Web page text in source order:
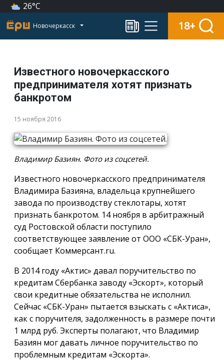
26°C
Новочеркасск 18+
Известного новочеркасского
предпринимателя хотят признать
банкротом
15 ноября 2016
Владимир Базиян. Фото из соцсетей.
Известного новочеркасского предпринимателя
Владимира Базияна, владельца крупнейшего
завода по производству стеклотары, хотят
признать банкротом. 14 ноября в арбитражный
суд Ростовской области поступило
соответствующее заявление от ООО «СБК-Уран»,
сообщает Коммерсант.ru.
В 2014 году «Актис» давал поручительство по
кредитам Сбербанка заводу «Эскорт», который
свои кредитные обязательства не исполнил.
Сейчас «СБК-Уран» пытается взыскать с «Актиса»,
как с поручителя, задолженность в размере почти
1 млрд руб. Эксперты полагают, что Владимир
Базиян мог давать личное поручительство по
проблемным кредитам «Эскорта».